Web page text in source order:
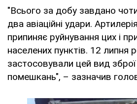
"Всього за добу завдано
два авіаційні удари.
припиняє руйнування цих і
населених пунктів. 12 липня
застосовували цей вид
помешкань", – зазначив